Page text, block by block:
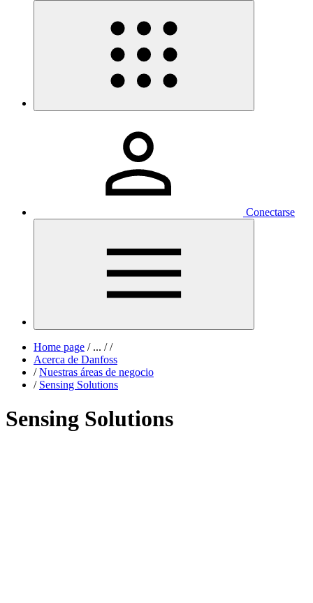
Conectarse
Home page /... / /
Acerca de Danfoss
/ Nuestras áreas de negocio
/ Sensing Solutions
Sensing Solutions